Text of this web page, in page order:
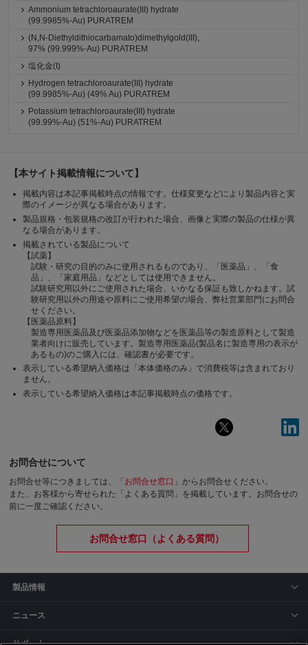
Ammonium tetrachloroaurate(III) hydrate
(99.9985%-Au) PURATREM
(N,N-Diethyldithiocarbamato)dimethylgold(III),
97% (99.999%-Au) PURATREM
塩化金(I)
Hydrogen tetrachloroaurate(III) hydrate
(99.9985%-Au) (49% Au) PURATREM
Potassium tetrachloroaurate(III) hydrate
(99.99%-Au) (51%-Au) PURATREM
【本サイト掲載情報について】
掲載内容は本記事掲載時点の情報です。仕様変更などにより製品内容と実
際のイメージが異なる場合があります。
製品規格・包装規格の改訂が行われた場合、画像と実際の製品の仕様が異
なる場合があります。
掲載されている製品について
【試薬】
試験・研究の目的のみに使用されるものであり、「医薬品」、「食
品」、「家庭用品」などとしては使用できません。
試験研究用以外にご使用された場合、いかなる保証も致しかねます。試
験研究用以外の用途や原料にご使用希望の場合、弊社営業部門にお問合
せください。
【医薬品原料】
製造専用医薬品及び医薬品添加物などを医薬品等の製造原料として製造
業者向けに販売しています。製造専用医薬品(製品名に製造専用の表示が
あるもの)のご購入には、確認書が必要です。
表示している希望納入価格は「本体価格のみ」で消費税等は含まれており
ません。
表示している希望納入価格は本記事掲載時点の価格です。
お問合せについて
お問合せ等につきましては、「 お問合せ窓口 」からお問合せください。
また、お客様から寄せられた「よくある質問」を掲載しています。お問合せの
前に一度ご確認ください。
お問合せ窓口（よくある質問）
製品情報
ニュース